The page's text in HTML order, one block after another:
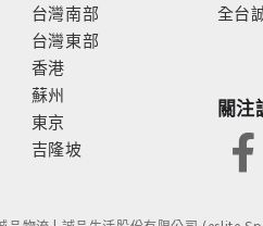
台灣南部
台灣東部
香港
蘇州
東京
吉隆坡
全台
關注